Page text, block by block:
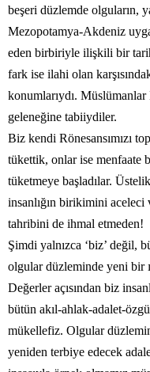
beşeri düzlemde olguların,
Mezopotamya-Akdeniz
eden birbiriyle ilişkili bir
fark ise ilahi olan
konumlarıydı.
geleneğine tabiiydiler.
Biz kendi Rönesansımızı
tükettik, onlar ise menfaate
tüketmeye başladılar.
insanlığın birikimini
tahribini de ihmal etmeden!
Şimdi yalnızca ‘biz’ değil,
olgular düzleminde yeni bir
Değerler açısından biz
bütün akıl-ahlak-adalet-
mükellefiz. Olgular
yeniden terbiye edecek